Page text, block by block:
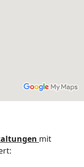
mit